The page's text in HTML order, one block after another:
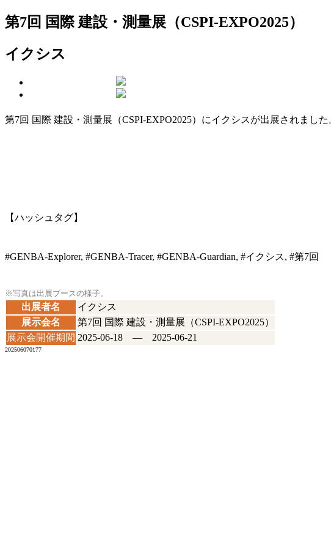
第7回 国際 建設・測量展（CSPI-EXPO2025）
イクシス
第7回 国際 建設・測量展（CSPI-EXPO2025）にイクシスが出展されました
【ハッシュタグ】
#GENBA-Explorer, #GENBA‐Tracer, #GENBA‐Guardian, #イクシス, #第7回
※写真は出展ブースの様子。
出展者名
イクシス
展示会名
第7回 国際 建設・測量展（CSPI-EXPO2025）
展示会開催期間 2025-06-18 ― 2025-06-21
202506070177